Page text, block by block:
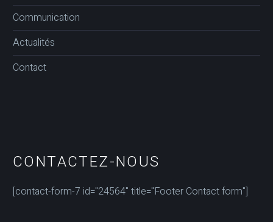
Communication
Actualités
Contact
CONTACTEZ-NOUS
[contact-form-7 id="24564" title="Footer Contact form"]